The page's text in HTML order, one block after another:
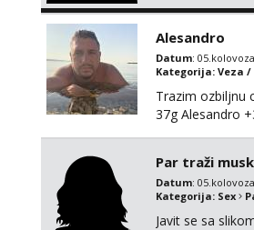
Alesandro
Datum:
Kategorija: Veza
Trazim ozbiljnu
37g Alesandro
Par traži
Datum:
Kategorija: Sex
Javit se sa